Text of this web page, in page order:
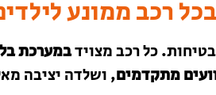
ממונע לילדים 2
במערכת
מתקדמים, ושלדה יציבה